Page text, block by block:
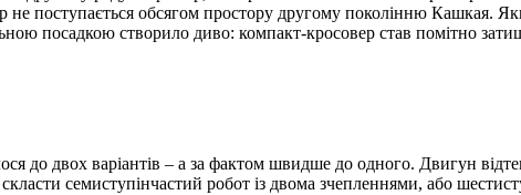
не поступається обсягом простору другому поколінню Кашкая.
посадкою створило диво: компакт-кросовер став помітно
до двох варіантів – а за фактом швидше до одного. Двигун
семиступінчастий робот із двома зчепленнями, або